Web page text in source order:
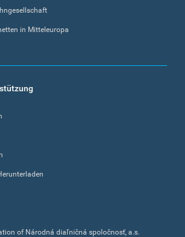
in Mitteleuropa
of Národná diaľničná spoločnosť, a.s.